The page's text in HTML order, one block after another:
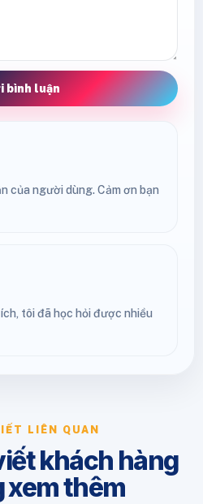
bình luận
của người dùng. Cảm ơn bạn
tôi đã học hỏi được nhiều
LIÊN QUAN
khách hàng
thêm